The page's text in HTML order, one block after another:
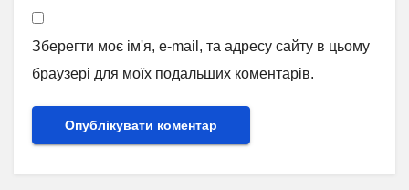
Зберегти моє ім'я, e-mail, та адресу сайту в цьому
браузері для моїх подальших коментарів.